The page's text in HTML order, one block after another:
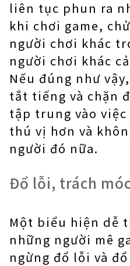
liên tục phun ra
khi chơi game,
người chơi khác
người chơi khác
Nếu đúng như
tắt tiếng và chặn
tập trung vào
thú vị hơn và
người đó nữa.
Đổ lỗi, trách
Một biểu hiện dễ
những người mê
ngừng đổ lỗi và